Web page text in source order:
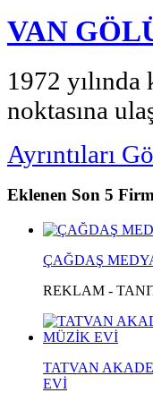
VAN
1972
noktasına
Ayrıntıları
Eklenen Son 5
ÇAĞDAŞ
REKLAM -
TATVAN
EVİ